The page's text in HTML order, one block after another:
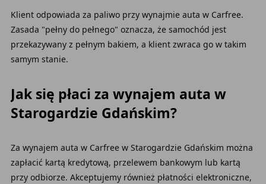
Klient odpowiada za paliwo przy wynajmie auta w Carfree.
Zasada "pełny do pełnego" oznacza, że samochód jest
przekazywany z pełnym bakiem, a klient zwraca go w takim
samym stanie.
Jak się płaci za wynajem auta w
Starogardzie Gdańskim?
Za wynajem auta w Carfree w Starogardzie Gdańskim można
zapłacić kartą kredytową, przelewem bankowym lub kartą
przy odbiorze. Akceptujemy również płatności elektroniczne,